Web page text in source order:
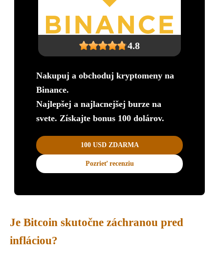
4.8
Nakupuj a obchoduj kryptomeny na
Binance.
Najlepšej a najlacnejšej burze na
svete. Získajte bonus 100 dolárov.
100 USD ZDARMA
Pozrieť recenziu
Je Bitcoin skutočne záchranou pred
infláciou?